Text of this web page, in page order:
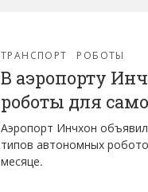
ТРАНСПОРТ РОБОТЫ
В аэропорту
роботы для
Аэропорт Инчхон
типов автономных
месяце.